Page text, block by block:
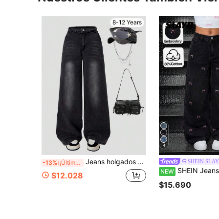
8-12 Years
-13% ¡Últimos 3 días Jeans holgados de cintura alta desgastados con lavado vintage para niña preadolescente, estilo callejero de vuelta al colegio en otoño/invierno
$12.028
4
SHEIN
NEW SHEIN Jeans de mezclilla casuales para niña
$15.690